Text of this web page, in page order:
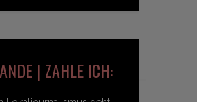
| ZAHLE ICH: